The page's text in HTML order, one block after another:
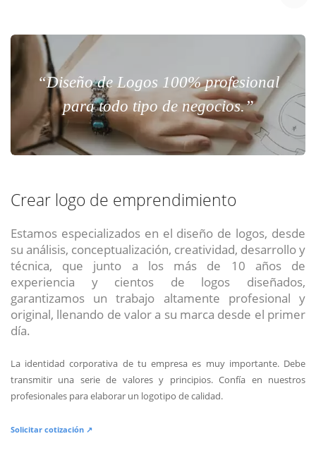
“Diseño de Logos 100% profesional
para todo tipo de negocios.”
Crear logo de emprendimiento
Estamos especializados en el diseño de logos, desde
su análisis, conceptualización, creatividad, desarrollo y
técnica, que junto a los más de 10 años de
experiencia y cientos de logos diseñados,
garantizamos un trabajo altamente profesional y
original, llenando de valor a su marca desde el primer
día.
La identidad corporativa de tu empresa es muy importante. Debe
transmitir una serie de valores y principios. Confía en nuestros
profesionales para elaborar un logotipo de calidad.
Solicitar cotización ↗